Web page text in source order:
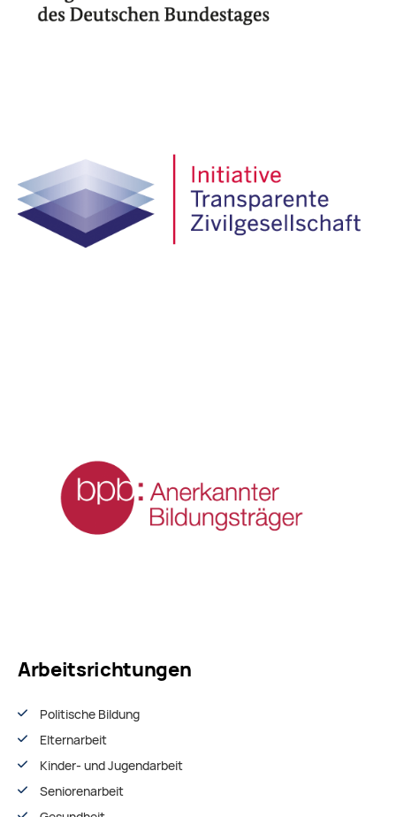
Arbeitsrichtungen
Politische Bildung
Elternarbeit
Kinder- und Jugendarbeit
Seniorenarbeit